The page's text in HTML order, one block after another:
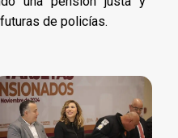
de policías.